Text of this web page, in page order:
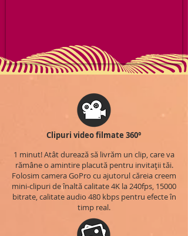
Clipuri video filmate 360°
1 minut! Atât durează să livrăm un clip, care va
rămâne o amintire placută pentru invitații tăi.
Folosim camera GoPro cu ajutorul căreia creem
mini-clipuri de înaltă calitate 4K la 240fps, 15000
bitrate, calitate audio 480 kbps pentru efecte în
timp real.